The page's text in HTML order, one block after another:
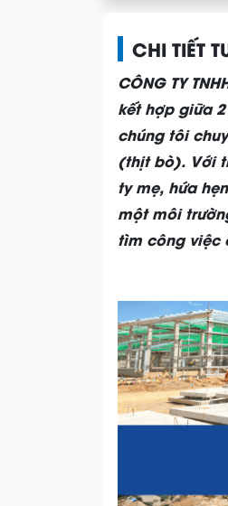
CHI TIẾT
CÔNG TY
kết hợp giữa
chúng tôi
(thịt bò). Với
ty mẹ, hứa
một môi
tìm công việc